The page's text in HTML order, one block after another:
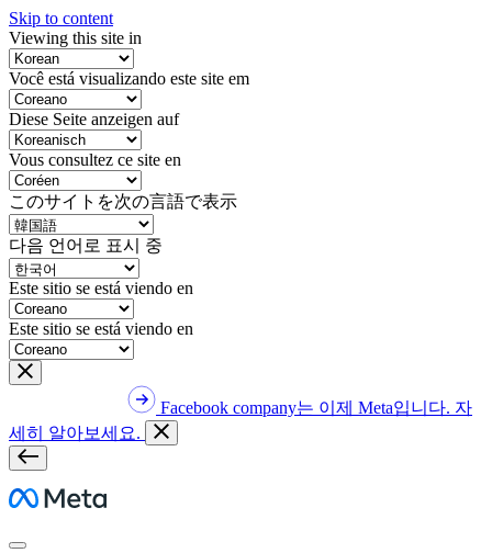
Skip to content
Viewing this site in
Você está visualizando este site em
Diese Seite anzeigen auf
Vous consultez ce site en
このサイトを次の言語で表示
다음 언어로 표시 중
Este sitio se está viendo en
Este sitio se está viendo en
Facebook company는 이제 Meta입니다. 자
세히 알아보세요.
Meta